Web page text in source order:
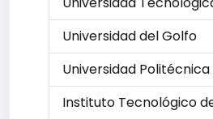
Universidad del Golfo
Universidad
Instituto Tecnológico